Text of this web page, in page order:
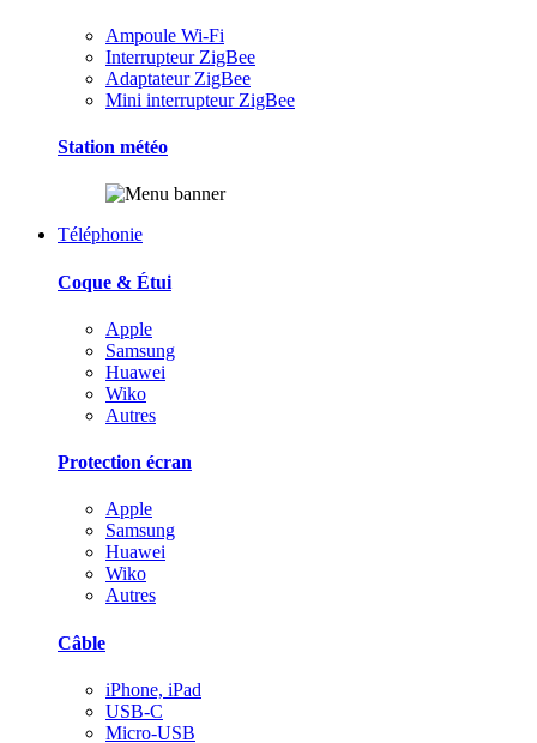
Ampoule Wi-Fi
Interrupteur ZigBee
Adaptateur ZigBee
Mini interrupteur ZigBee
Station météo
Téléphonie
Coque & Étui
Apple
Samsung
Huawei
Wiko
Autres
Protection écran
Apple
Samsung
Huawei
Wiko
Autres
Câble
iPhone, iPad
USB-C
Micro-USB